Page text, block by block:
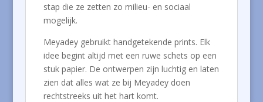
stap die ze zetten zo milieu- en sociaal
mogelijk.
Meyadey gebruikt handgetekende prints. Elk
idee begint altijd met een ruwe schets op een
stuk papier. De ontwerpen zijn luchtig en laten
zien dat alles wat ze bij Meyadey doen
rechtstreeks uit het hart komt.